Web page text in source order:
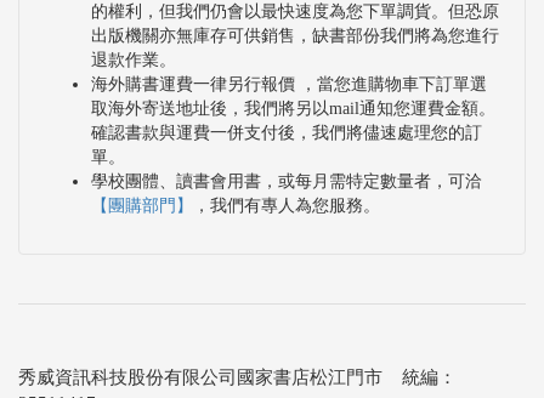
的權利，但我們仍會以最快速度為您下單調貨。但恐原
出版機關亦無庫存可供銷售，缺書部份我們將為您進行
退款作業。
海外購書運費一律另行報價 ，當您進購物車下訂單選
取海外寄送地址後，我們將另以mail通知您運費金額。
確認書款與運費一併支付後，我們將儘速處理您的訂
單。
學校團體、讀書會用書，或每月需特定數量者，可洽
【團購部門】
，我們有專人為您服務。
秀威資訊科技股份有限公司國家書店松江門市 統編：